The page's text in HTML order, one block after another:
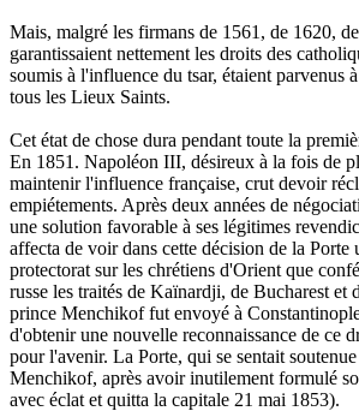
Mais, malgré les firmans de 1561, de 1620,
garantissaient nettement les droits des
soumis à l'influence du tsar, étaient parvenus
tous les Lieux Saints.
Cet état de chose dura pendant toute la
En 1851. Napoléon III, désireux à la fois de
maintenir l'influence française, crut devoir
empiétements. Après deux années de
une solution favorable à ses légitimes
affecta de voir dans cette décision de la Porte
protectorat sur les chrétiens d'Orient que
russe les traités de Kaïnardji, de Bucharest
prince Menchikof fut envoyé à
d'obtenir une nouvelle reconnaissance de ce
pour l'avenir. La Porte, qui se sentait
Menchikof, après avoir inutilement formulé
avec éclat et quitta la capitale 21 mai 1853).